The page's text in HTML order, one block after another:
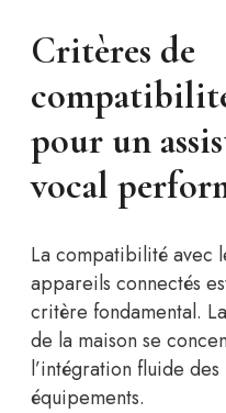
Critères de
pour un
vocal
La compatibilité avec
appareils connectés
critère fondamental.
de la maison se
l’intégration fluide des
équipements.